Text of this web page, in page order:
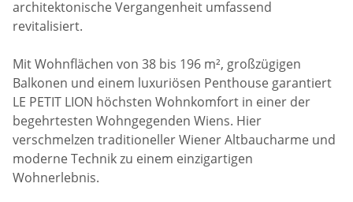
architektonische Vergangenheit umfassend
revitalisiert.
Mit Wohnflächen von 38 bis 196 m², großzügigen
Balkonen und einem luxuriösen Penthouse garantiert
LE PETIT LION höchsten Wohnkomfort in einer der
begehrtesten Wohngegenden Wiens. Hier
verschmelzen traditioneller Wiener Altbaucharme und
moderne Technik zu einem einzigartigen
Wohnerlebnis.